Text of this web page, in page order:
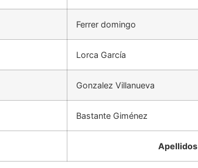
Ferrer domingo
Lorca García
Gonzalez Villanueva
Bastante Giménez
Apellidos